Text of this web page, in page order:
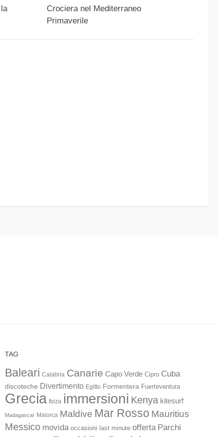
Crociera nel Mediterraneo
Primaverile
TAG
Baleari Calabria Canarie Capo Verde Cipro Cuba
discoteche Divertimento Egitto Formentera Fuerteventura
Grecia Ibiza immersioni Kenya kitesurf
Madagascar Maiorca Maldive Mar Rosso Mauritius
Messico movida occasioni last minute offerta Parchi